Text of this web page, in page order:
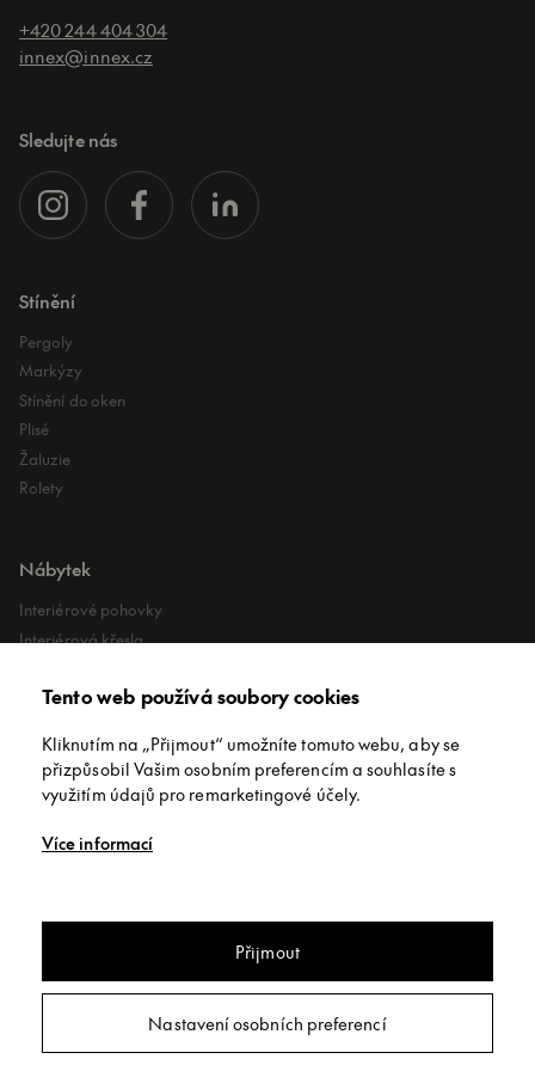
Jídelní stůl jídelní stůl Sovet Slim
Poptat
+420 244 404 304
innex@innex.cz
Sledujte nás
Stínění
Pergoly
Markýzy
Stínění do oken
Plisé
Žaluzie
Rolety
Nábytek
Interiérové pohovky
Interiérová křesla
Lehátka
Exteriérové pufy
O společnosti
Copyright © INNEX All rights reserved/Privacy policy/Obchodní
Nastavení soukromí
Tento web používá soubory cookies
Kliknutím na „Přijmout“ umožníte tomuto webu, aby se
přizpůsobil Vašim osobním preferencím a souhlasíte s
využitím údajů pro remarketingové účely.
Více informací
Přijmout
Nastavení osobních preferencí